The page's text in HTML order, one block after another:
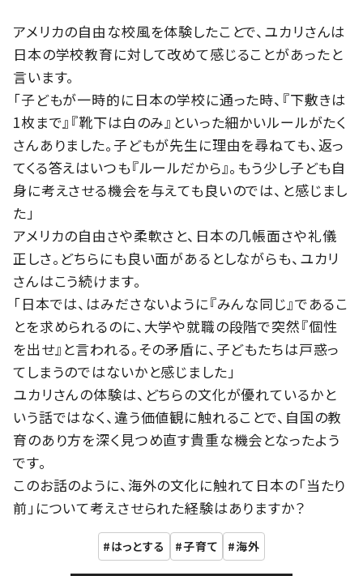
アメリカの自由な校風を体験したことで、ユカリさんは
日本の学校教育に対して改めて感じることがあったと
言います。
「子どもが一時的に日本の学校に通った時、『下敷きは
1枚まで』『靴下は白のみ』といった細かいルールがたく
さんありました。子どもが先生に理由を尋ねても、返っ
てくる答えはいつも『ルールだから』。もう少し子ども自
身に考えさせる機会を与えても良いのでは、と感じまし
た」
アメリカの自由さや柔軟さと、日本の几帳面さや礼儀
正しさ。どちらにも良い面があるとしながらも、ユカリ
さんはこう続けます。
「日本では、はみださないように『みんな同じ』であるこ
とを求められるのに、大学や就職の段階で突然『個性
を出せ』と言われる。その矛盾に、子どもたちは戸惑っ
てしまうのではないかと感じました」
ユカリさんの体験は、どちらの文化が優れているかと
いう話ではなく、違う価値観に触れることで、自国の教
育のあり方を深く見つめ直す貴重な機会となったよう
です。
このお話のように、海外の文化に触れて日本の「当たり
前」について考えさせられた経験はありますか？
はっとする 子育て 海外